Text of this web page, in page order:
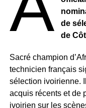
Ce changement
sélection
après une période
de
de
Sacré champion
technicien français
sélection ivoirienne.
acquis récents et de
ivoirien sur les